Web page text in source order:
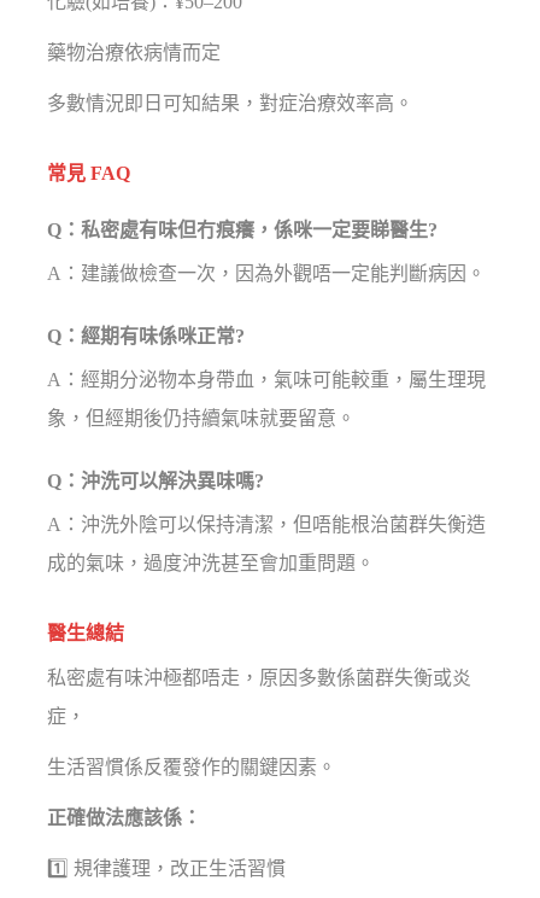
藥物治療依病情而定
多數情況即日可知結果，對症治療效率高。
常見 FAQ
Q：私密處有味但冇痕癢，係咪一定要睇醫生?
A：建議做檢查一次，因為外觀唔一定能判斷病因。
Q：經期有味係咪正常?
A：經期分泌物本身帶血，氣味可能較重，屬生理現
象，但經期後仍持續氣味就要留意。
Q：沖洗可以解決異味嗎?
A：沖洗外陰可以保持清潔，但唔能根治菌群失衡造
成的氣味，過度沖洗甚至會加重問題。
醫生總結
私密處有味沖極都唔走，原因多數係菌群失衡或炎
症，
生活習慣係反覆發作的關鍵因素。
正確做法應該係：
1️⃣ 規律護理，改正生活習慣